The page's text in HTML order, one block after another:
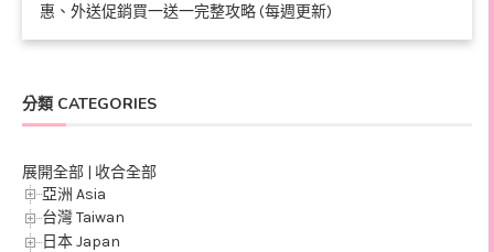
惠、外送促銷買一送一完整攻略 (每週更新)
分類 CATEGORIES
展開全部 | 收合全部
亞洲 Asia
台灣 Taiwan
日本 Japan